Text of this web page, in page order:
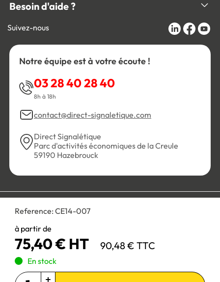
Reference: CE14-007
à partir de
75,40 € HT 90,48 € TTC
En stock
Besoin d'aide ?
Suivez-nous
Notre équipe est à votre écoute !
03 28 40 28 40
8h à 18h
contact@direct-signaletique.com
Direct Signalétique
Parc d'activités économiques de la Creule
59190 Hazebrouck
Personnaliser les cookies
Paiement 100% sécurisé :